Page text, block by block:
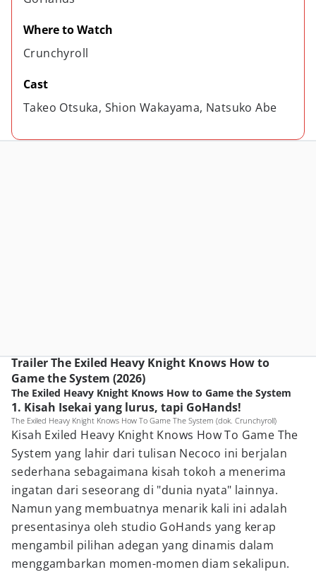
Where to Watch
Crunchyroll
Cast
Takeo Otsuka, Shion Wakayama, Natsuko Abe
Trailer The Exiled Heavy Knight Knows How to
Game the System (2026)
The Exiled Heavy Knight Knows How to Game the System
1. Kisah Isekai yang lurus, tapi GoHands!
The Exiled Heavy Knight Knows How To Game The System (dok. Crunchyroll)
Kisah Exiled Heavy Knight Knows How To Game The
System yang lahir dari tulisan Necoco ini berjalan
sederhana sebagaimana kisah tokoh a menerima
ingatan dari seseorang di "dunia nyata" lainnya.
Namun yang membuatnya menarik kali ini adalah
presentasinya oleh studio GoHands yang kerap
mengambil pilihan adegan yang dinamis dalam
menggambarkan momen-momen diam sekalipun.